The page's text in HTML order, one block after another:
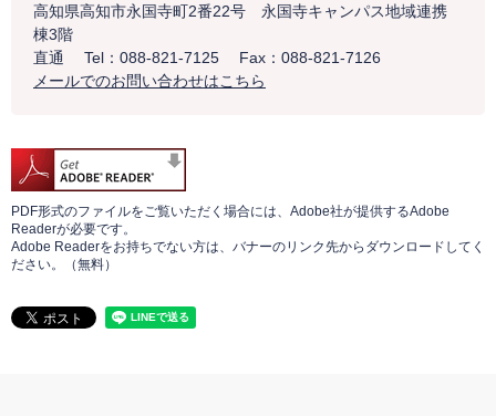
高知県高知市永国寺町2番22号 永国寺キャンパス地域連携
棟3階
直通
Tel：088-821-7125
Fax：088-821-7126
メールでのお問い合わせはこちら
PDF形式のファイルをご覧いただく場合には、Adobe社が提供するAdobe
Readerが必要です。
Adobe Readerをお持ちでない方は、バナーのリンク先からダウンロードしてく
ださい。（無料）